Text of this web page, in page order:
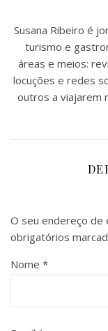
Susana Ribeiro é
turismo e
áreas e meios:
locuções e redes
outros a viajarem
O seu endereço de
obrigatórios
Nome *